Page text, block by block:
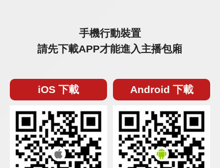
手機行動裝置
請先下載APP才能進入主播包廂
iOS 下載 Android 下載